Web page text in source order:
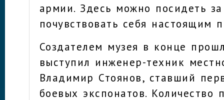
армии. Здесь можно посидеть
почувствовать себя настоящим
Создателем музея в конце
выступил инженер-техник
Владимир Стоянов, ставший
боевых экспонатов. Количество